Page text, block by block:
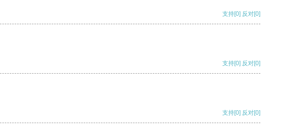
支持[0] 反对[0]
支持[0] 反对[0]
支持[0] 反对[0]